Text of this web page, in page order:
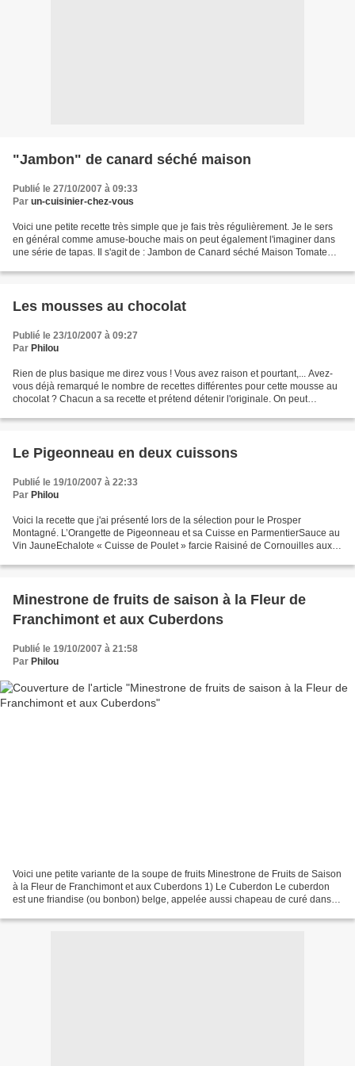
"Jambon" de canard séché maison
Publié le 27/10/2007 à 09:33
Par un-cuisinier-chez-vous
Voici une petite recette très simple que je fais très régulièrement. Je le sers
en général comme amuse-bouche mais on peut également l'imaginer dans
une série de tapas. Il s'agit de : Jambon de Canard séché Maison Tomate
Les mousses au chocolat
Publié le 23/10/2007 à 09:27
Par Philou
Rien de plus basique me direz vous ! Vous avez raison et pourtant,... Avez-
vous déjà remarqué le nombre de recettes différentes pour cette mousse au
chocolat ? Chacun a sa recette et prétend détenir l'originale. On peut
Le Pigeonneau en deux cuissons
Publié le 19/10/2007 à 22:33
Par Philou
Voici la recette que j'ai présenté lors de la sélection pour le Prosper
Montagné. L’Orangette de Pigeonneau et sa Cuisse en ParmentierSauce au
Vin JauneEchalote « Cuisse de Poulet » farcie Raisiné de Cornouilles aux
Minestrone de fruits de saison à la Fleur de
Franchimont et aux Cuberdons
Publié le 19/10/2007 à 21:58
Par Philou
Voici une petite variante de la soupe de fruits Minestrone de Fruits de Saison
à la Fleur de Franchimont et aux Cuberdons 1) Le Cuberdon Le cuberdon
est une friandise (ou bonbon) belge, appelée aussi chapeau de curé dans